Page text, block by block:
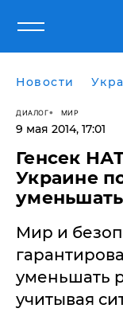
Новости
ДИАЛОГ МИР
9 мая 2014, 17:01
Генсек
Украине
Мир и
уменьшать
учитывая